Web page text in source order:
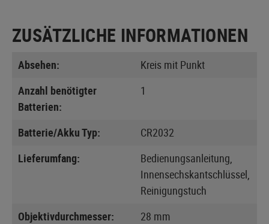
ZUSÄTZLICHE INFORMATIONEN
Absehen:
Kreis mit Punkt
Anzahl benötigter
Batterien:
1
Batterie/Akku Typ:
CR2032
Lieferumfang:
Bedienungsanleitung,
Innensechskantschlüssel,
Reinigungstuch
Objektivdurchmesser:
28 mm